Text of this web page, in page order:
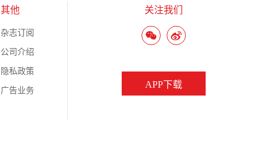
其他
杂志订阅
公司介绍
隐私政策
广告业务
关注我们
APP下载